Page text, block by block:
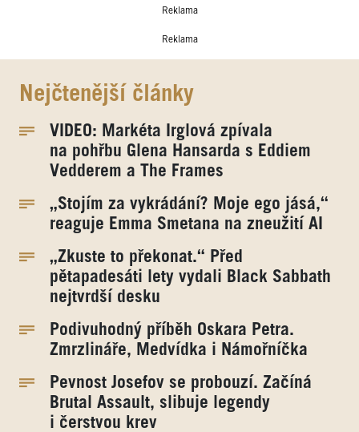
Reklama
Reklama
Nejčtenější články
VIDEO: Markéta Irglová zpívala
na pohřbu Glena Hansarda s Eddiem
Vedderem a The Frames
„Stojím za vykrádání? Moje ego jásá,“
reaguje Emma Smetana na zneužití AI
„Zkuste to překonat.“ Před
pětapadesáti lety vydali Black Sabbath
nejtvrdší desku
Podivuhodný příběh Oskara Petra.
Zmrzlináře, Medvídka i Námořníčka
Pevnost Josefov se probouzí. Začíná
Brutal Assault, slibuje legendy
i čerstvou krev